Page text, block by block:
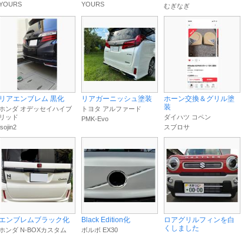
YOURS
むぎなぎ
リアエンブレム 黒化
ホンダ オデッセイハイブ
リッド
リアガーニッシュ塗装
トヨタ アルファード
PMK-Evo
ホーン交換＆グリル塗
装
ダイハツ コペン
スブロサ
エンブレムブラック化
ホンダ N-BOXカスタム
Black Edition化
ボルボ EX30
ロアグリルフィンを白
くしました